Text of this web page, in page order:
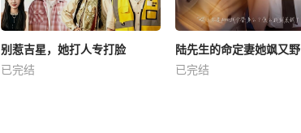
别惹吉星，她打人专打脸
已完结
陆先生的命定妻她飒又野
已完结